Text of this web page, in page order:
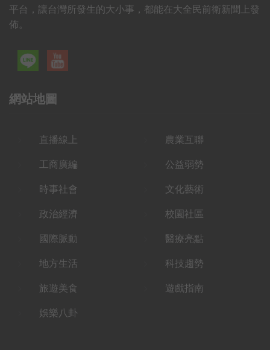
平台，讓台灣所發生的大小事，都能在大全民前衛新聞上發
佈。
網站地圖
直播線上
工商廣編
時事社會
政治經濟
國際脈動
地方生活
旅遊美食
娛樂八卦
農業互聯
公益弱勢
文化藝術
校園社區
醫療亮點
科技趨勢
遊戲指南